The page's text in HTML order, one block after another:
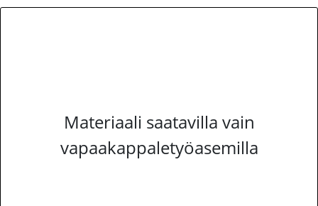
Materiaali saatavilla vain
vapaakappaletyöasemilla